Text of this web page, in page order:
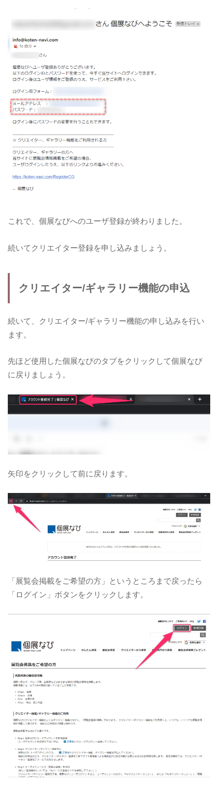
これで、個展なびへのユーザ登録が終わりました。
続いてクリエイター登録を申し込みましょう。
クリエイター/ギャラリー機能の申込
続いて、クリエイター/ギャラリー機能の申し込みを行い
ます。
先ほど使用した個展なびのタブをクリックして個展なび
に戻りましょう。
矢印をクリックして前に戻ります。
「展覧会掲載をご希望の方」というところまで戻ったら
「ログイン」ボタンをクリックします。